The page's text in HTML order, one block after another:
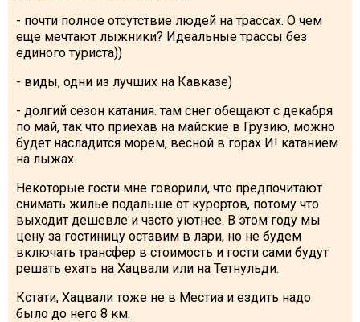
- почти полное отсутствие людей на трассах. О чем
еще мечтают лыжники? Идеальные трассы без
единого туриста))
- виды, одни из лучших на Кавказе)
- долгий сезон катания. там снег обещают с декабря
по май, так что приехав на майские в Грузию, можно
будет насладится морем, весной в горах И! катанием
на лыжах.
Некоторые гости мне говорили, что предпочитают
снимать жилье подальше от курортов, потому что
выходит дешевле и часто уютнее. В этом году мы
цену за гостиницу оставим в лари, но не будем
включать трансфер в стоимость и гости сами будут
решать ехать на Хацвали или на Тетнульди.
Кстати, Хацвали тоже не в Местиа и ездить надо
было до него 8 км.